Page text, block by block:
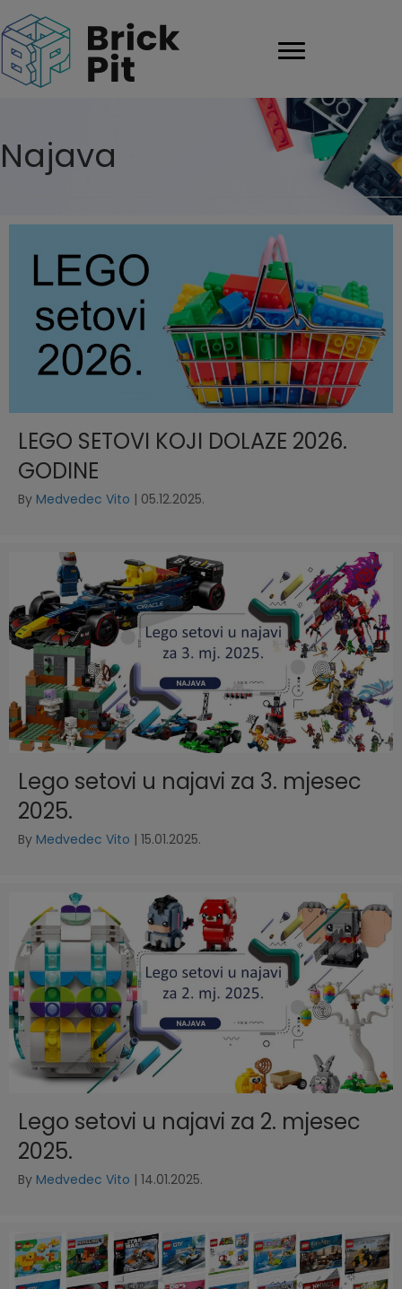
Najava
LEGO SETOVI KOJI DOLAZE 2026.
GODINE
By Medvedec Vito | 05.12.2025.
Lego setovi u najavi za 3. mjesec
2025.
By Medvedec Vito | 15.01.2025.
Lego setovi u najavi za 2. mjesec
2025.
By Medvedec Vito | 14.01.2025.